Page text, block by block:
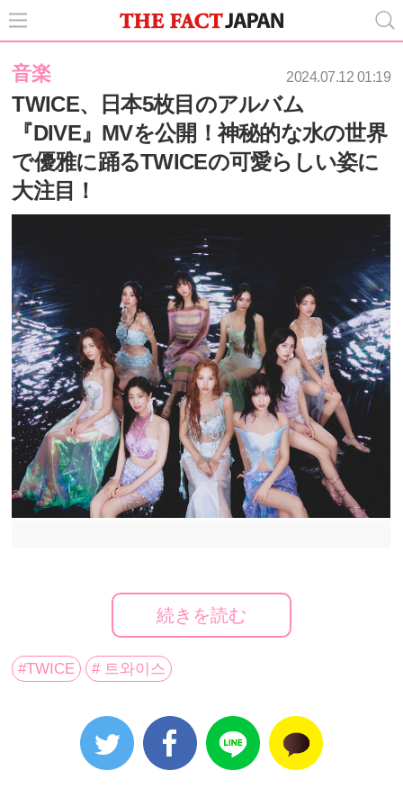
音楽 2024.07.12 01:19
TWICE、日本5枚目のアルバム
『DIVE』MVを公開！神秘的な水の世界
で優雅に踊るTWICEの可愛らしい姿に
大注目！
【いい音楽で一度、素晴らしいパフォーマンスで二度
魅了させる】と言う意味を持つ、Asia No.1最強ガール
ズグループ
TWICEが、日本デビュー7周年を迎える
2024年にリリースする自身5枚目の日本オリジナルアル
売）のミュージックビデオを公開した。
続きを読む
#TWICE # 트와이스